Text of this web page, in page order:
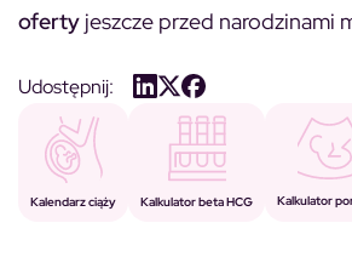
oferty jeszcze przed narodzinami
Udostępnij:
Kalendarz ciąży Kalkulator beta HCG Kalkulator